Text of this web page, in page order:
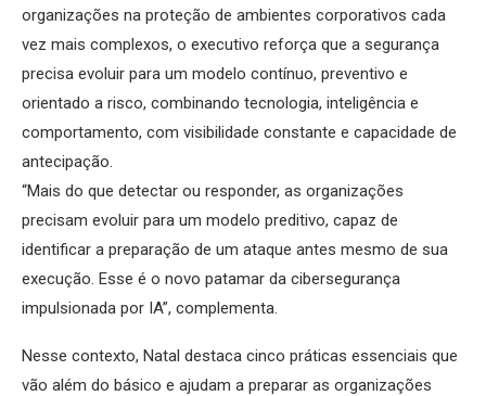
organizações na proteção de ambientes corporativos cada
vez mais complexos, o executivo reforça que a segurança
precisa evoluir para um modelo contínuo, preventivo e
orientado a risco, combinando tecnologia, inteligência e
comportamento, com visibilidade constante e capacidade de
antecipação.
“Mais do que detectar ou responder, as organizações
precisam evoluir para um modelo preditivo, capaz de
identificar a preparação de um ataque antes mesmo de sua
execução. Esse é o novo patamar da cibersegurança
impulsionada por IA”, complementa.
Nesse contexto, Natal destaca cinco práticas essenciais que
vão além do básico e ajudam a preparar as organizações